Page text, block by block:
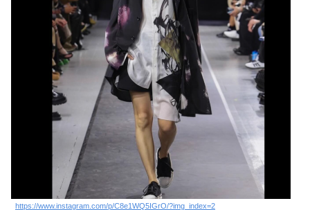
https://www.instagram.com/p/C8e1WQ5IGrO/?img_index=2